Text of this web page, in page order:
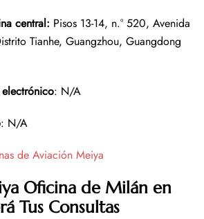
central: Pisos 13-14, n.° 520, Avenida
Tianhe, Guangzhou, Guangdong
: N/A
: N/A
de Aviación Meiya
Oficina de Milán en
Tus Consultas